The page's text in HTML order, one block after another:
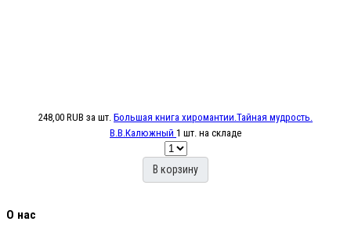
248,00 RUB за шт. Большая книга хиромантии.Тайная мудрость.
В.В.Калюжный 1 шт. на складе
В корзину
О нас